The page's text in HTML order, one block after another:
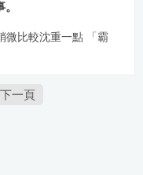
微比較沈重一點 「霸
下一頁